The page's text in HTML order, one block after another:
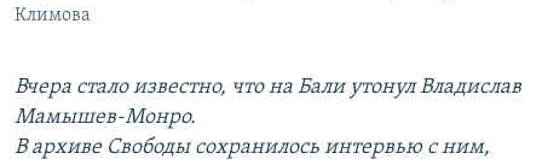
Все сайты РСЕ/РС
Климова
Вчера стало известно, что на Бали утонул Владислав
Мамышев-Монро.
В архиве Свободы сохранилось интервью с ним,